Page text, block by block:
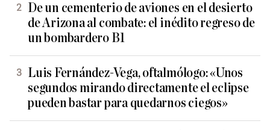
De un cementerio de aviones en el desierto
de Arizona al combate: el inédito regreso de
un bombardero B1
Luis Fernández-Vega, oftalmólogo: «Unos
segundos mirando directamente el eclipse
pueden bastar para quedarnos ciegos»